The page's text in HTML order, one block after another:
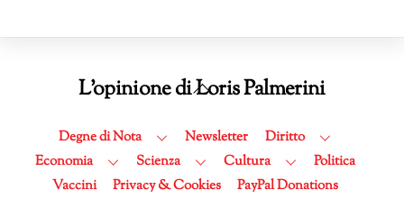
Back
Top
L'opinione di Loris Palmerini
Degne di Nota Newsletter
Diritto
Economia
Scienza Cultura
Politica
Vaccini
Privacy & Cookies PayPal Donations